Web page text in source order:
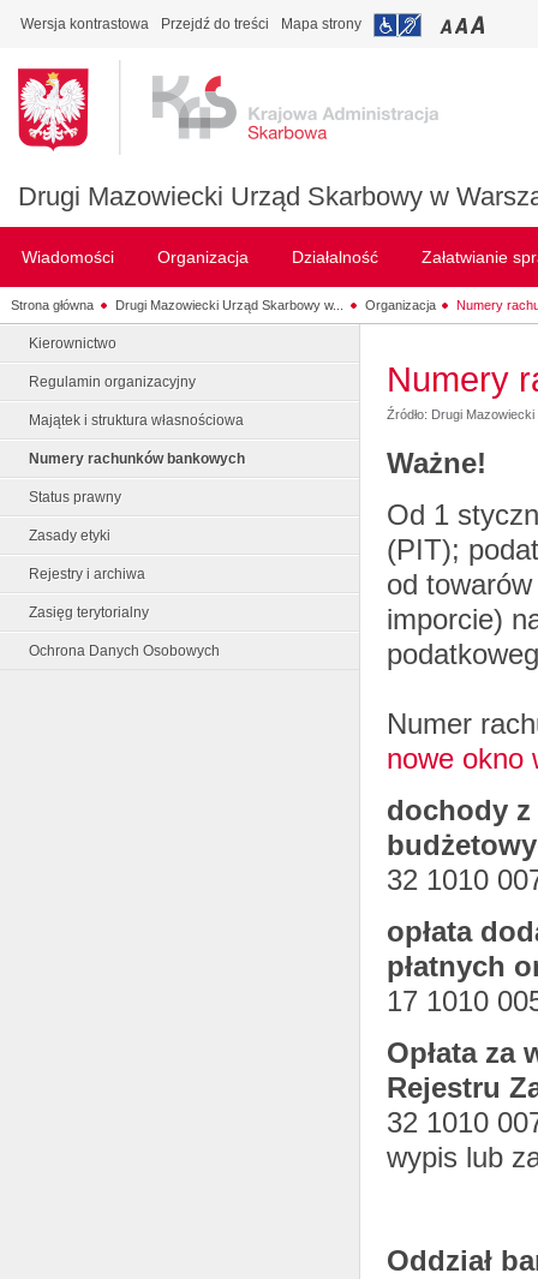
Wersja kontrastowa Przejdź do treści Mapa strony
Drugi Mazowiecki Urząd Skarbowy w
Wiadomości Organizacja Działalność Załatwianie
Strona główna Drugi Mazowiecki Urząd Skarbowy w... Organizacja Numery
Kierownictwo
Regulamin organizacyjny
Majątek i struktura własnościowa
Numery rachunków bankowych
Status prawny
Zasady etyki
Rejestry i archiwa
Zasięg terytorialny
Ochrona Danych Osobowych
Numery
Źródło: Drugi
Ważne!
Od 1
(PIT);
od towarów
imporcie)
Numer
nowe okno
dochody
32 1010
opłata
płatnych
17 1010
Opłata za
Rejestru
32 1010
wypis lub
Oddział